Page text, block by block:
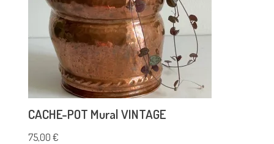
CACHE-POT Mural VINTAGE
75,00 €